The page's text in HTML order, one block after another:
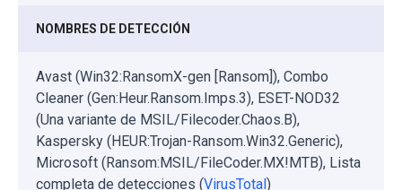
NOMBRES DE DETECCIÓN
Avast (Win32:RansomX-gen [Ransom]), Combo
Cleaner (Gen:Heur.Ransom.Imps.3), ESET-NOD32
(Una variante de MSIL/Filecoder.Chaos.B),
Kaspersky (HEUR:Trojan-Ransom.Win32.Generic),
Microsoft (Ransom:MSIL/FileCoder.MX!MTB), Lista
completa de detecciones (VirusTotal)